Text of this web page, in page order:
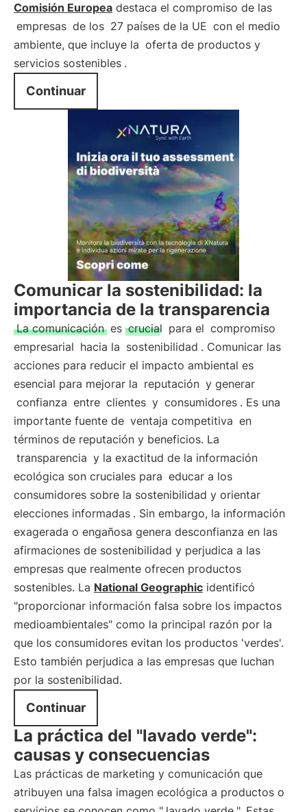
Comisión Europea destaca el compromiso de las
empresas de los 27 países de la UE con el medio
ambiente, que incluye la oferta de productos y
servicios sostenibles .
Continuar
Comunicar la sostenibilidad: la
importancia de la transparencia
La comunicación es crucial para el compromiso
empresarial hacia la sostenibilidad . Comunicar las
acciones para reducir el impacto ambiental es
esencial para mejorar la reputación y generar
confianza entre clientes y consumidores . Es una
importante fuente de ventaja competitiva en
términos de reputación y beneficios. La
transparencia y la exactitud de la información
ecológica son cruciales para educar a los
consumidores sobre la sostenibilidad y orientar
elecciones informadas . Sin embargo, la información
exagerada o engañosa genera desconfianza en las
afirmaciones de sostenibilidad y perjudica a las
empresas que realmente ofrecen productos
sostenibles. La National Geographic identificó
"proporcionar información falsa sobre los impactos
medioambientales" como la principal razón por la
que los consumidores evitan los productos 'verdes'.
Esto también perjudica a las empresas que luchan
por la sostenibilidad.
Continuar
La práctica del "lavado verde":
causas y consecuencias
Las prácticas de marketing y comunicación que
atribuyen una falsa imagen ecológica a productos o